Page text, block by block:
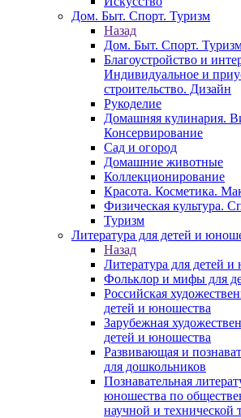
Дом. Быт. Спорт. Туризм
Назад
Дом. Быт. Спорт.
Благоустройство и
Индивидуальное и
строительство. Дизайн
Рукоделие
Домашняя кулинария.
Консервирование
Сад и огород
Домашние животные
Коллекционирование
Красота. Косметика.
Физическая культура.
Туризм
Литература для детей и
Назад
Литература для детей и
Фольклор и мифы для
Российская
детей и юношества
Зарубежная
детей и юношества
Развивающая и
для дошкольников
Познавательная
юношества по
научной и технической